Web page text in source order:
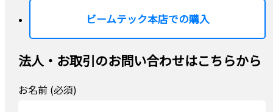
ビームテック本店での購入
法人・お取引のお問い合わせはこちらから
お名前 (必須)